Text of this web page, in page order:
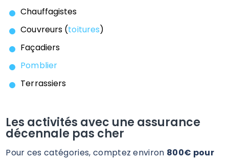
Chauffagistes
Couvreurs (toitures)
Façadiers
Pomblier
Terrassiers
Les activités avec une assurance
décennale pas cher
Pour ces catégories, comptez environ 800€ pour